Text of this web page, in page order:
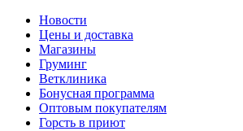
Новости
Цены и доставка
Магазины
Груминг
Ветклиника
Бонусная программа
Оптовым покупателям
Горсть в приют